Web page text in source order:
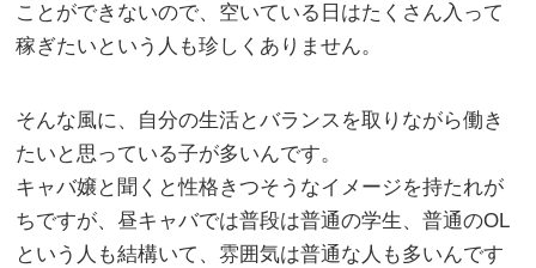
ことができないので、空いている日はたくさん入って
稼ぎたいという人も珍しくありません。
そんな風に、自分の生活とバランスを取りながら働き
たいと思っている子が多いんです。
キャバ嬢と聞くと性格きつそうなイメージを持たれが
ちですが、昼キャバでは普段は普通の学生、普通のOL
という人も結構いて、雰囲気は普通な人も多いんです